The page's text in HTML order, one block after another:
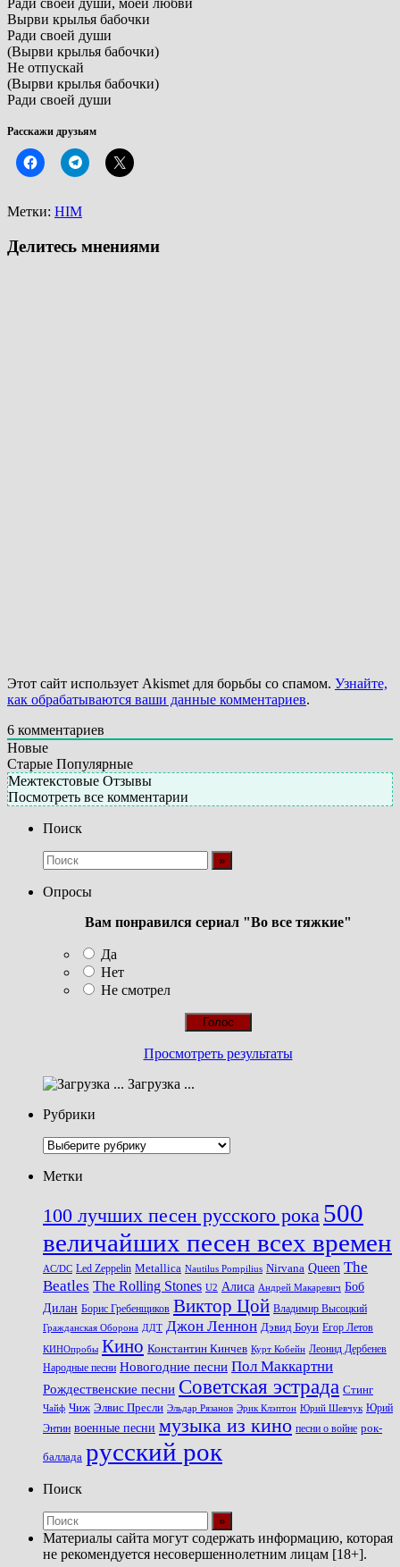
Ради своей души, моей любви
Вырви крылья бабочки
Ради своей души
(Вырви крылья бабочки)
Не отпускай
(Вырви крылья бабочки)
Ради своей души
Расскажи друзьям
Метки: HIM
Делитесь мнениями
Этот сайт использует Akismet для борьбы со спамом. Узнайте,
как обрабатываются ваши данные комментариев.
6 комментариев
Новые
Старые Популярные
Межтекстовые Отзывы
Посмотреть все комментарии
Поиск
Опросы
Вам понравился сериал "Во все тяжкие"
Да
Нет
Не смотрел
Просмотреть результаты
Загрузка ...
Рубрики
Рубрики
Метки
100 лучших песен русского рока 500
величайших песен всех времен
AC/DC Led Zeppelin Metallica Nautilus Pompilius Nirvana Queen The
Beatles The Rolling Stones U2 Алиса Андрей Макаревич Боб
Дилан Борис Гребенщиков Виктор Цой Владимир Высоцкий
Гражданская Оборона ДДТ Джон Леннон Дэвид Боуи Егор Летов
КИНОпробы Кино Константин Кинчев Курт Кобейн Леонид Дербенев
Народные песни Новогодние песни Пол Маккартни
Рождественские песни Советская эстрада Стинг
Чайф Чиж Элвис Пресли Эльдар Рязанов Эрик Клэптон Юрий Шевчук Юрий
Энтин военные песни музыка из кино песни о войне рок-
баллада русский рок
Поиск
Материалы сайта могут содержать информацию, которая
не рекомендуется несовершеннолетним лицам [18+].